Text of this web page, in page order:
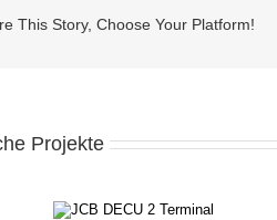
This Story, Choose Your Platform!
Projekte